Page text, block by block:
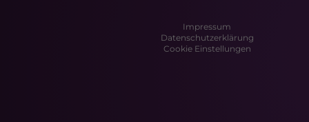
Impressum
Datenschutzerklärung
Cookie Einstellungen